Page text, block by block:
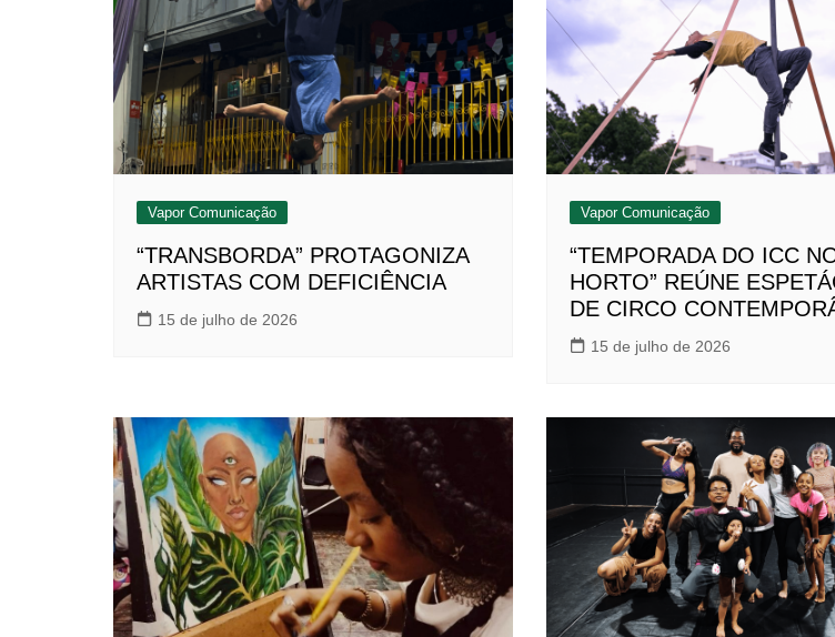
Vapor Comunicação
“TRANSBORDA” PROTAGONIZA
ARTISTAS COM DEFICIÊNCIA
15 de julho de 2026
Vapor Comunicação
“TEMPORADA DO ICC
HORTO” REÚNE
DE CIRCO
15 de julho de 2026